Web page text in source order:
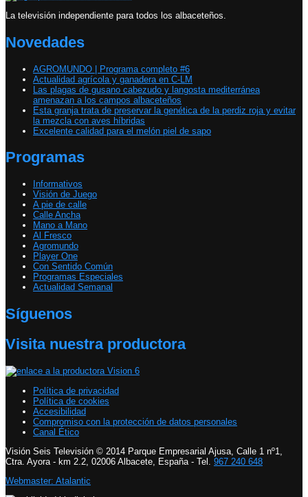
La televisión independiente para todos los albaceteños.
Novedades
AGROMUNDO | Programa completo #6
Actualidad agrícola y ganadera en C-LM
Las plagas de gusano cabezudo y langosta mediterránea
amenazan a los campos albaceteños
Esta granja trata de preservar la genética de la perdiz roja y evitar
la mezcla con aves híbridas
Excelente calidad para el melón piel de sapo
Programas
Informativos
Visión de Juego
A pie de calle
Calle Ancha
Mano a Mano
Al Fresco
Agromundo
Player One
Con Sentido Común
Programas Especiales
Actualidad Semanal
Síguenos
Visita nuestra productora
Política de privacidad
Política de cookies
Accesibilidad
Compromiso con la protección de datos personales
Canal Ético
Visión Seis Televisión © 2014 Parque Empresarial Ajusa, Calle 1 nº1,
Ctra. Ayora - km 2.2, 02006 Albacete, España - Tel. 967 240 648
Webmaster: Atalantic